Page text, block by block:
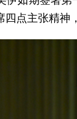
点主张精神